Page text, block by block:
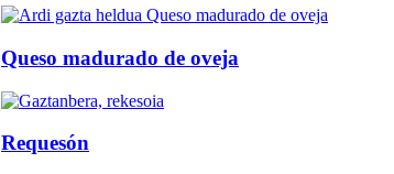
Queso madurado de oveja
Requesón